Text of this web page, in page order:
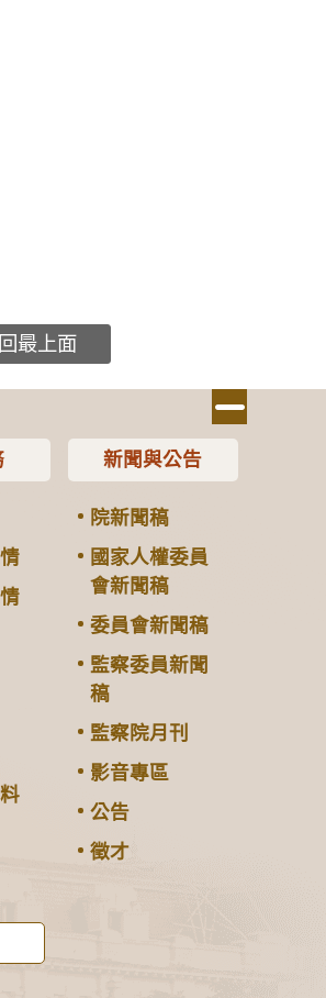
回最上面
新聞與公告
院新聞稿
國家人權委員
會新聞稿
委員會新聞稿
監察委員新聞
稿
監察院月刊
影音專區
公告
徵才